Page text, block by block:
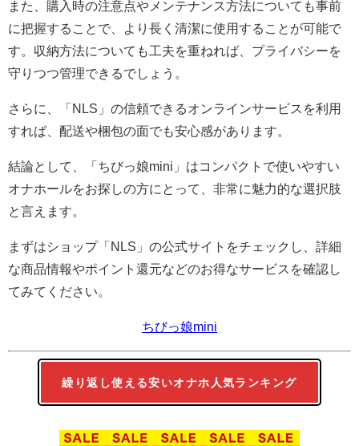
また、購入時の注意点やメンテナンス方法についても事前
に把握することで、より長く清潔に使用することが可能で
す。収納方法についても工夫を重ねれば、プライバシーを
守りつつ管理できるでしょう。
さらに、「NLS」の信頼できるオンラインサービスを利用
すれば、配送や梱包の面でも安心感があります。
結論として、「ちびっ娘mini」はコンパクトで使いやすい
オナホールをお探しの方にとって、非常に魅力的な選択肢
と言えます。
まずはショップ「NLS」の公式サイトをチェックし、詳細
な商品情報やポイント還元などのお得なサービスを確認し
てみてください。
ちびっ娘mini
繰り返し使える安いオナホ人気ランキング